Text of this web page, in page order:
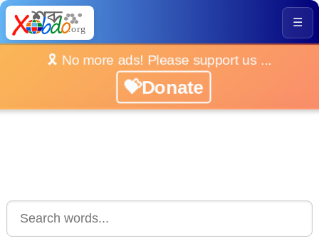
☰
🎗️ No more ads! Please support us ...
💝Donate